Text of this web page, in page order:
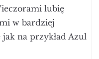
lubię
w bardziej
na przykład Azul